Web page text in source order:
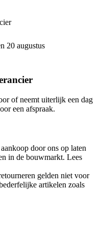
20 augustus
of neemt uiterlijk een dag
een afspraak.
door ons op laten
in de bouwmarkt. Lees
gelden niet voor
artikelen zoals